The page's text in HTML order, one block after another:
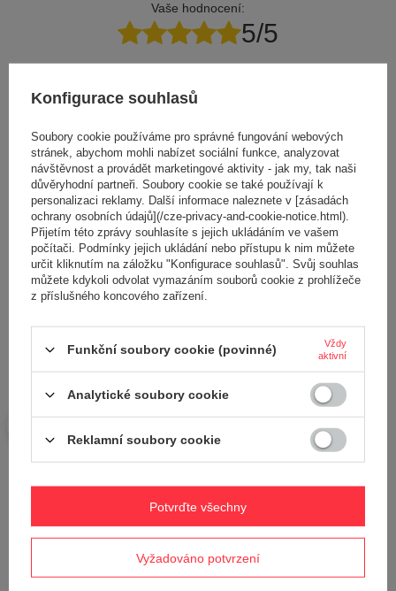
Vaše hodnocení:
5/5
Obsah vašeho názoru
Přidejte vlastní obrázek produktu:
Vaše jméno
Váš e-mail
Odeslat zpětnou vazbu
Potřebujete pomoc? Máte otázky?
Položte svůj dotaz a my vám ihned odpovíme,
nejzajímavější dotazy a odpovědi budou
zveřejněny pro ostatní..
Konfigurace souhlasů
Soubory cookie používáme pro správné fungování webových
stránek, abychom mohli nabízet sociální funkce, analyzovat
návštěvnost a provádět marketingové aktivity - jak my, tak naši
důvěryhodní partneři. Soubory cookie se také používají k
personalizaci reklamy. Další informace naleznete v [zásadách
ochrany osobních údajů](/cze-privacy-and-cookie-notice.html).
Přijetím této zprávy souhlasíte s jejich ukládáním ve vašem
počítači. Podmínky jejich ukládání nebo přístupu k nim můžete
určit kliknutím na záložku "Konfigurace souhlasů". Svůj souhlas
můžete kdykoli odvolat vymazáním souborů cookie z prohlížeče
z příslušného koncového zařízení.
Funkční soubory cookie (povinné)
Vždy
aktivní
Analytické soubory cookie
Reklamní soubory cookie
Vyžadováno potvrzení
Potvrďte všechny